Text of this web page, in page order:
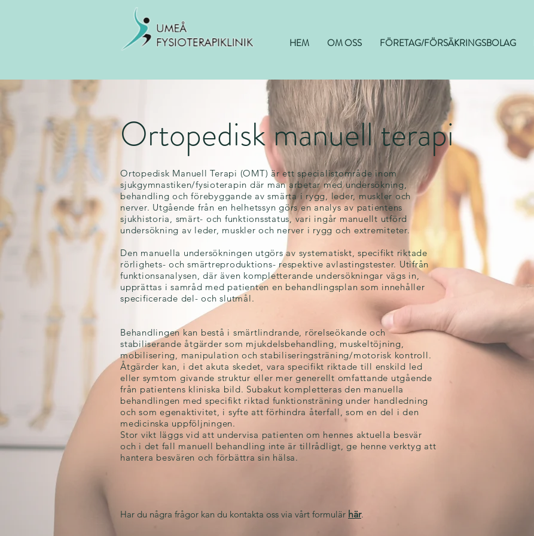
HEM OM OSS FÖRETAG/FÖRSÄKRINGSBOLAG
Ortopedisk manuell terapi
Ortopedisk Manuell Terapi (OMT) är ett specialistområde inom
sjukgymnastiken/fysioterapin där man arbetar med undersökning,
behandling och förebyggande av smärta i rygg, leder, muskler och
nerver. Utgående från en helhetssyn görs en analys av patientens
sjukhistoria, smärt- och funktionsstatus, vari ingår manuellt utförd
undersökning av leder, muskler och nerver i rygg och extremiteter.
Den manuella undersökningen utgörs av systematiskt, specifikt riktade
rörlighets- och smärtreproduktions- respektive avlastingstester. Utifrån
funktionsanalysen, där även kompletterande undersökningar vägs in,
upprättas i samråd med patienten en behandlingsplan som innehåller
specificerade del- och slutmål.
Behandlingen kan bestå i smärtlindrande, rörelseökande och
stabiliserande åtgärder som mjukdelsbehandling, muskeltöjning,
mobilisering, manipulation och stabiliseringsträning/motorisk kontroll.
Åtgärder kan, i det akuta skedet, vara specifikt riktade till enskild led
eller symtom givande struktur eller mer generellt omfattande utgående
från patientens kliniska bild. Subakut kompletteras den manuella
behandlingen med specifikt riktad funktionsträning under handledning
och som egenaktivitet, i syfte att förhindra återfall, som en del i den
medicinska uppföljningen.
Stor vikt läggs vid att undervisa patienten om hennes aktuella besvär
och i det fall manuell behandling inte är tillrådligt, ge henne verktyg att
hantera besvären och förbättra sin hälsa.
Har du några frågor kan du kontakta oss via vårt formulär här.